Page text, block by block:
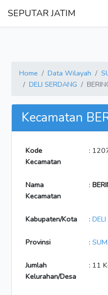
SEPUTAR JATIM
Home Data Wilayah
DELI SERDANG
Kecamatan
Kode
Kecamatan
:
Nama
Kecamatan
:
Kabupaten/Kota :
Provinsi :
Jumlah
Kelurahan/Desa
: 11